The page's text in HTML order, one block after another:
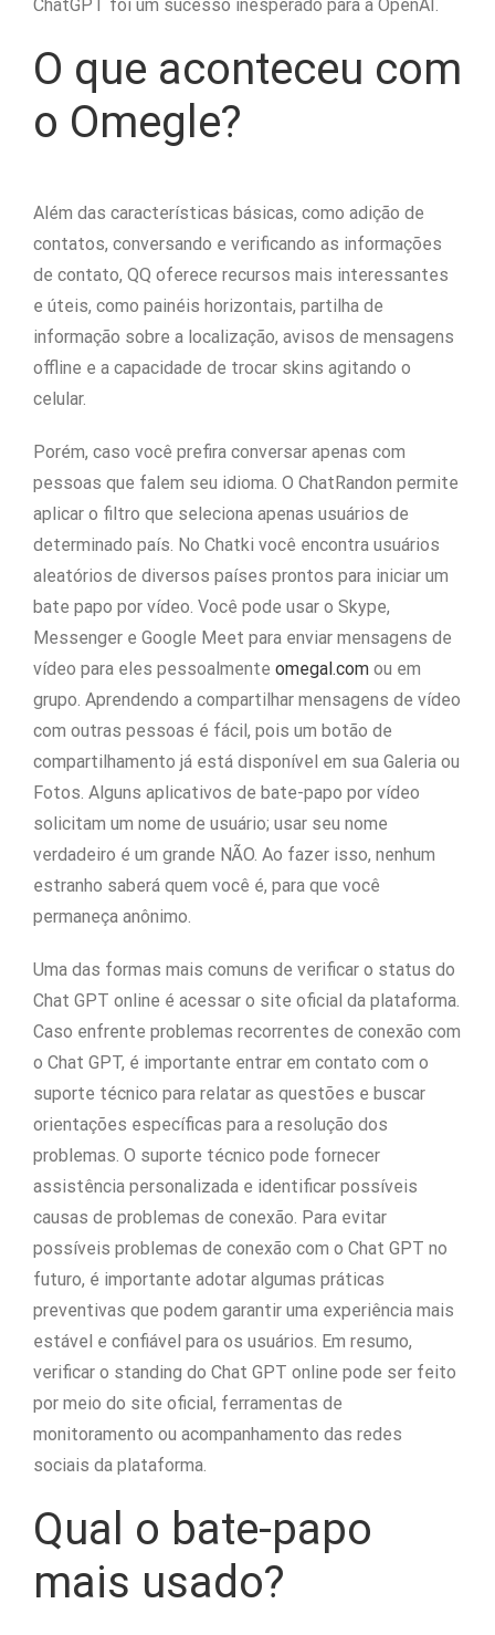
ChatGPT foi um sucesso inesperado para a OpenAI.
O que aconteceu com
o Omegle?
Além das características básicas, como adição de
contatos, conversando e verificando as informações
de contato, QQ oferece recursos mais interessantes
e úteis, como painéis horizontais, partilha de
informação sobre a localização, avisos de mensagens
offline e a capacidade de trocar skins agitando o
celular.
Porém, caso você prefira conversar apenas com
pessoas que falem seu idioma. O ChatRandon permite
aplicar o filtro que seleciona apenas usuários de
determinado país. No Chatki você encontra usuários
aleatórios de diversos países prontos para iniciar um
bate papo por vídeo. Você pode usar o Skype,
Messenger e Google Meet para enviar mensagens de
vídeo para eles pessoalmente omegal.com ou em
grupo. Aprendendo a compartilhar mensagens de vídeo
com outras pessoas é fácil, pois um botão de
compartilhamento já está disponível em sua Galeria ou
Fotos. Alguns aplicativos de bate-papo por vídeo
solicitam um nome de usuário; usar seu nome
verdadeiro é um grande NÃO. Ao fazer isso, nenhum
estranho saberá quem você é, para que você
permaneça anônimo.
Uma das formas mais comuns de verificar o status do
Chat GPT online é acessar o site oficial da plataforma.
Caso enfrente problemas recorrentes de conexão com
o Chat GPT, é importante entrar em contato com o
suporte técnico para relatar as questões e buscar
orientações específicas para a resolução dos
problemas. O suporte técnico pode fornecer
assistência personalizada e identificar possíveis
causas de problemas de conexão. Para evitar
possíveis problemas de conexão com o Chat GPT no
futuro, é importante adotar algumas práticas
preventivas que podem garantir uma experiência mais
estável e confiável para os usuários. Em resumo,
verificar o standing do Chat GPT online pode ser feito
por meio do site oficial, ferramentas de
monitoramento ou acompanhamento das redes
sociais da plataforma.
Qual o bate-papo
mais usado?